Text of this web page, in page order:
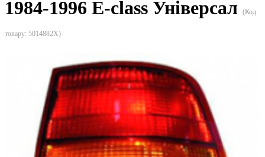
1984-1996 E-class Універсал (Код
товару: 5014882X)